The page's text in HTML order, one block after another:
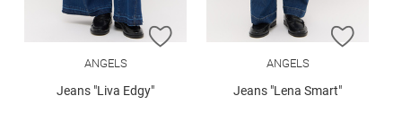
ZUR WUNSCHLISTE HINZUFÜGEN
ANGELS
Jeans "Liva Edgy"
ZUR
ANGELS
Jeans "Lena Smart"